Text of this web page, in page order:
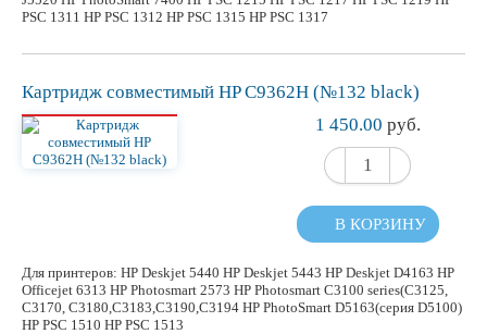
PSC 1311 HP PSC 1312 HP PSC 1315 HP PSC 1317
Картридж совместимый HP C9362H (№132 black)
1 450.00 руб.
В КОРЗИНУ
Для принтеров: HP Deskjet 5440 HP Deskjet 5443 HP Deskjet D4163 HP
Officejet 6313 HP Photosmart 2573 HP Photosmart C3100 series(C3125,
C3170, C3180,C3183,C3190,C3194 HP PhotoSmart D5163(серия D5100)
HP PSC 1510 HP PSC 1513